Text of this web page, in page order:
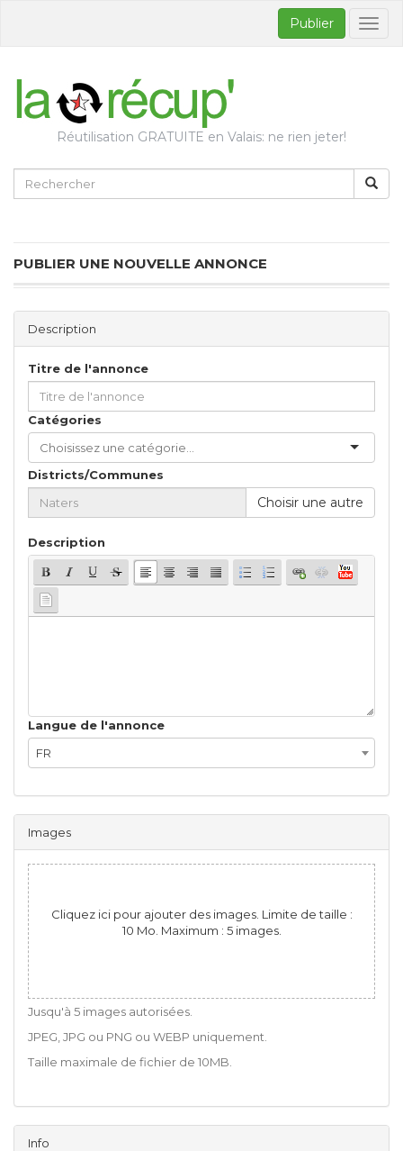
Publier
Réutilisation GRATUITE en Valais: ne rien jeter!
PUBLIER UNE NOUVELLE ANNONCE
Description
Titre de l'annonce
Catégories
Districts/Communes
Choisir une autre
Description
Langue de l'annonce
FR
Images
Cliquez ici pour ajouter des images. Limite de taille :
10 Mo. Maximum : 5 images.
Jusqu'à 5 images autorisées.
JPEG, JPG ou PNG ou WEBP uniquement.
Taille maximale de fichier de 10MB.
Info